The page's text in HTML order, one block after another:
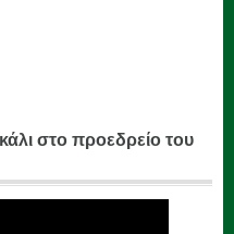
στο προεδρείο του